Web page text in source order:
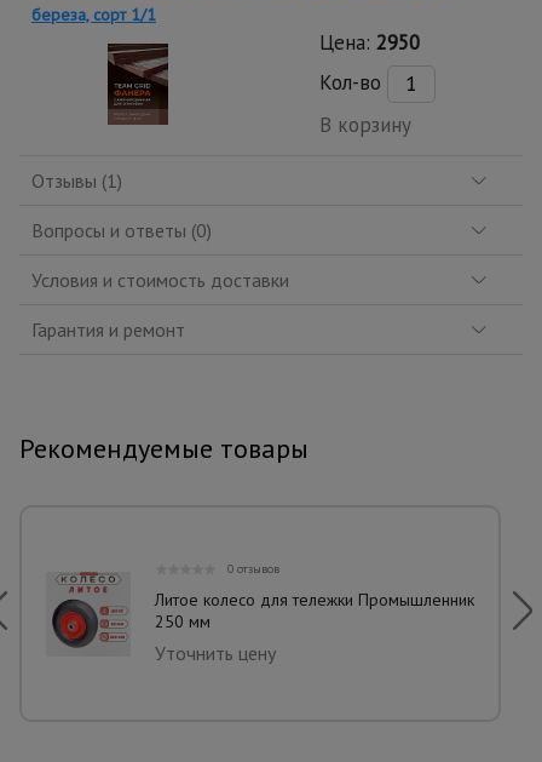
береза, сорт 1/1
Цена: 2950
Кол-во
В корзину
Отзывы (1)
Вопросы и ответы (0)
Условия и стоимость доставки
Гарантия и ремонт
Рекомендуемые товары
0 отзывов
Литое колесо для тележки Промышленник
250 мм
Уточнить цену